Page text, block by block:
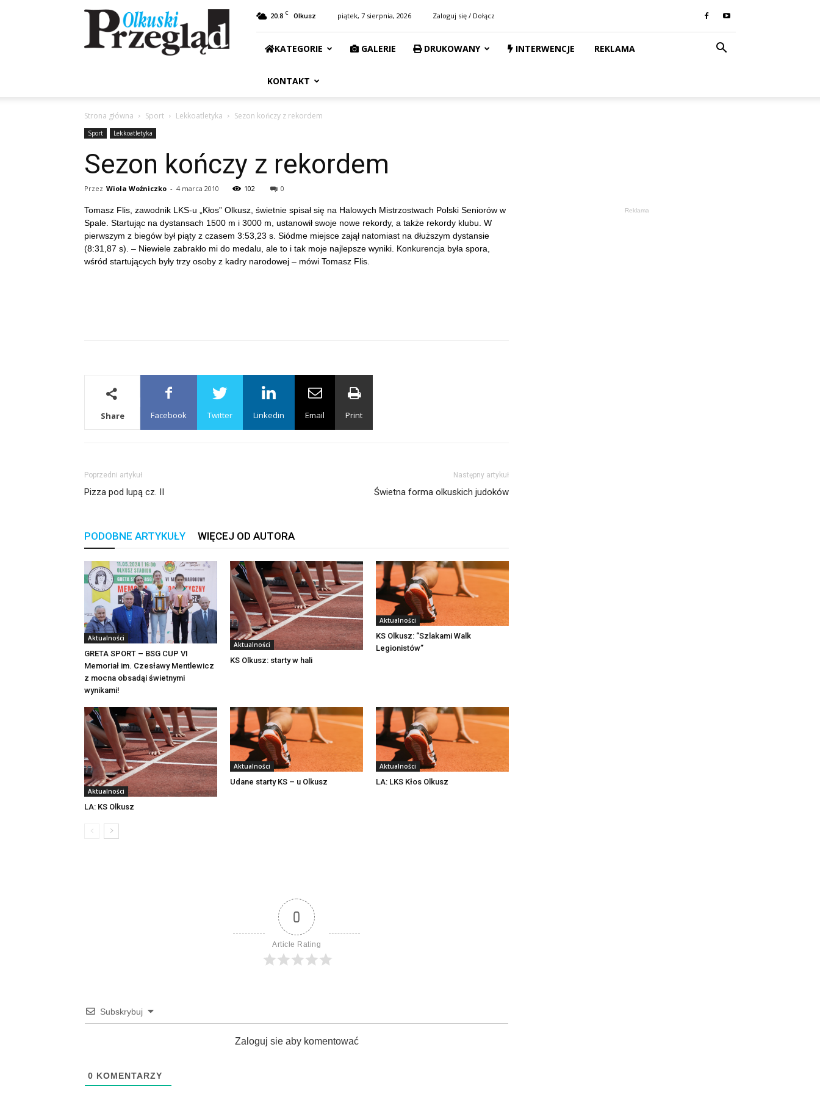
Przegląd
Olkuski
20.8 C Olkusz piątek, 7 sierpnia, 2026 Zaloguj się / Dołącz
KATEGORIE GALERIE DRUKOWANY INTERWENCJE REKLAMA
KONTAKT
Strona główna Sport Lekkoatletyka Sezon kończy z rekordem
Sport Lekkoatletyka
Sezon kończy z rekordem
Przez Wiola Woźniczko - 4 marca 2010 102 0
Tomasz Flis, zawodnik LKS-u „Kłos” Olkusz, świetnie spisał się na Halowych Mistrzostwach Polski Seniorów w
Spale. Startując na dystansach 1500 m i 3000 m, ustanowił swoje nowe rekordy, a także rekordy klubu. W
pierwszym z biegów był piąty z czasem 3:53,23 s. Siódme miejsce zajął natomiast na dłuższym dystansie
(8:31,87 s). – Niewiele zabrakło mi do medalu, ale to i tak moje najlepsze wyniki. Konkurencja była spora,
wśród startujących były trzy osoby z kadry narodowej – mówi Tomasz Flis.
Share Facebook Twitter Linkedin Email Print
Poprzedni artykuł
Pizza pod lupą cz. II
Następny artykuł
Świetna forma olkuskich judoków
PODOBNE ARTYKUŁY WIĘCEJ OD AUTORA
Aktualności
GRETA SPORT – BSG CUP VI
Memoriał im. Czesławy Mentlewicz
z mocna obsadąi świetnymi
wynikami!
Aktualności
KS Olkusz: starty w hali
Aktualności
KS Olkusz: “Szlakami Walk
Legionistów”
Aktualności
LA: KS Olkusz
Aktualności
Udane starty KS – u Olkusz
Aktualności
LA: LKS Kłos Olkusz
0
Article Rating
Subskrybuj
Zaloguj sie aby komentować
0 KOMENTARZY
Reklama